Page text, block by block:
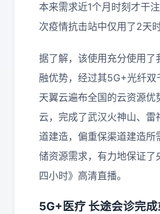
本来需求近1个月时刻才干
次疫情抗击站中仅用了2天
据了解，该使用充分使用了
融优势，经过其5G+光纤双
天翼云遍布全国的云资源优
云，完成了武汉火神山、雷
道建造，偏重保渠道建造所
储资源需求，有力地保证了
四小时》高清直播。
5G+医疗 长途会诊完